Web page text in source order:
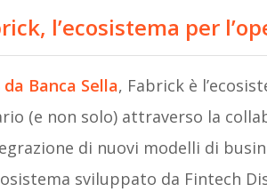
l’ecosistema per
Banca Sella, Fabrick è
(e non solo) attraverso la
di nuovi modelli di
sviluppato da Fintech